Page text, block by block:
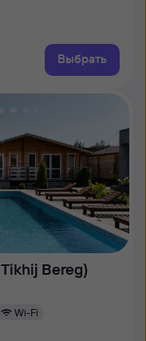
Выбрать
Bereg)
Wi-Fi